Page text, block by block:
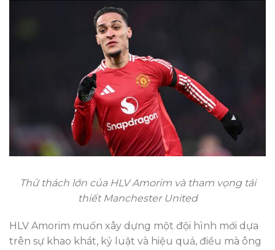
Thử thách lớn của HLV Amorim và tham vọng tái
thiết Manchester United
HLV Amorim muốn xây dựng một đội hình mới dựa
trên sự khao khát, kỷ luật và hiệu quả, điều mà ông